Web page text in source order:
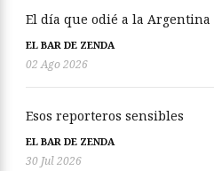
El día que odié a la Argentina
EL BAR DE ZENDA
02 Ago 2026
Esos reporteros sensibles
EL BAR DE ZENDA
30 Jul 2026